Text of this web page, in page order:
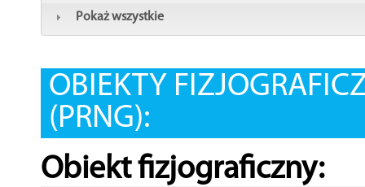
Pokaż wszystkie
OBIEKTY
(PRNG):
Obiekt fizjograficzny: